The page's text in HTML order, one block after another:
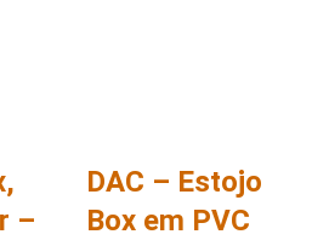
–
DAC – Estojo
Box em PVC